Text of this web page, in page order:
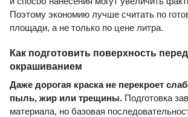
Поэтому экономию лучше считать по
площади, а не только по цене литра.
Как подготовить поверхность перед
окрашиванием
Даже дорогая краска не перекроет
пыль, жир или трещины. Подготовка
материала, но базовая